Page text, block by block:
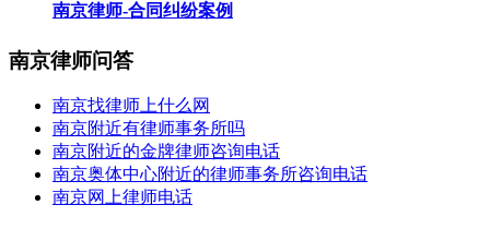
南京律师-合同纠纷案例
南京律师问答
南京找律师上什么网
南京附近有律师事务所吗
南京附近的金牌律师咨询电话
南京奥体中心附近的律师事务所咨询电话
南京网上律师电话